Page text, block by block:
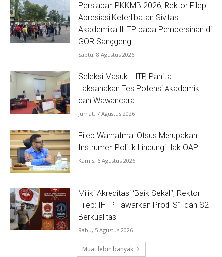
Persiapan PKKMB 2026, Rektor Filep
Apresiasi Keterlibatan Sivitas
Akademika IHTP pada Pembersihan di
GOR Sanggeng
Sabtu, 8 Agustus 2026
Seleksi Masuk IHTP, Panitia
Laksanakan Tes Potensi Akademik
dan Wawancara
Jumat, 7 Agustus 2026
Filep Wamafma: Otsus Merupakan
Instrumen Politik Lindungi Hak OAP
Kamis, 6 Agustus 2026
Miliki Akreditasi ‘Baik Sekali’, Rektor
Filep: IHTP Tawarkan Prodi S1 dan S2
Berkualitas
Rabu, 5 Agustus 2026
Muat lebih banyak